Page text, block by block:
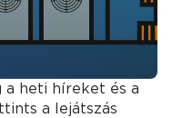
a heti híreket és a
a lejátszás